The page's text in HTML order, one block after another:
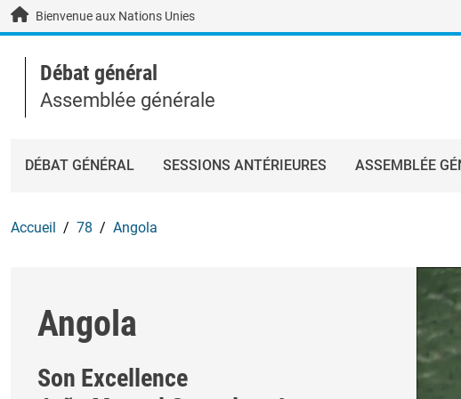
Skip to main content / navigation
Bienvenue aux Nations Unies
Débat général
Assemblée générale
DÉBAT GÉNÉRAL SESSIONS ANTÉRIEURES ASSEMBLÉE
Accueil 78 Angola
Angola
Son Excellence